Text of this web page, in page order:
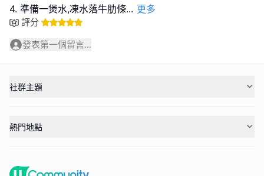
4. 準備一煲水,凍水落牛肋條... 更多
評分
發表第一個留言...
社群主題
熱門地點